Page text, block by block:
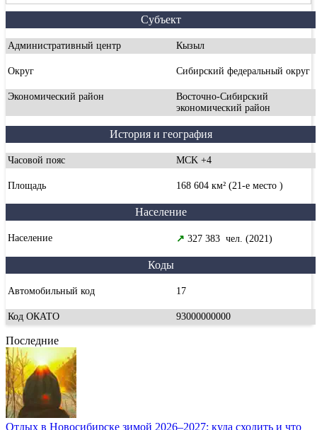
Субъект
Административный центр Кызыл
Округ Сибирский федеральный округ
Экономический район
Восточно-Сибирский
экономический район
История и география
Часовой пояс MCK +4
Площадь 168 604 км² (21-е место )
Население
Население ↗ 327 383 чел. (2021)
Коды
Автомобильный код 17
Код ОКАТО 93000000000
Последние
Отдых в Новосибирске зимой 2026–2027: куда сходить и что